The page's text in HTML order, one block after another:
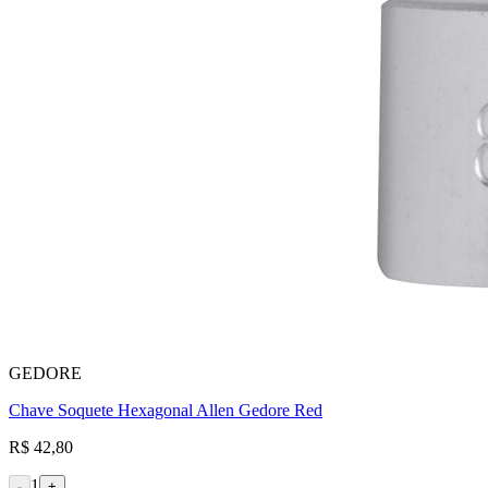
GEDORE
Chave Soquete Hexagonal Allen Gedore Red
R$ 42,80